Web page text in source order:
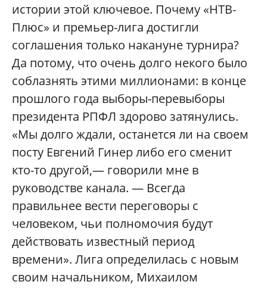
истории этой ключевое. Почему «НТВ-
Плюс» и премьер-лига достигли
соглашения только накануне турнира?
Да потому, что очень долго некого было
соблазнять этими миллионами: в конце
прошлого года выборы-перевыборы
президента РПФЛ здорово затянулись.
«Мы долго ждали, останется ли на своем
посту Евгений Гинер либо его сменит
кто-то другой,— говорили мне в
руководстве канала. — Всегда
правильнее вести переговоры с
человеком, чьи полномочия будут
действовать известный период
времени». Лига определилась с новым
своим начальником, Михаилом